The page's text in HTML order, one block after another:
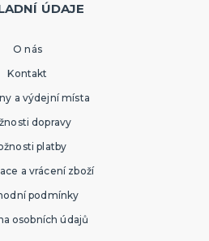
ÚDAJE
O nás
Kontakt
a výdejní místa
dopravy
platby
a vrácení zboží
podmínky
osobních údajů